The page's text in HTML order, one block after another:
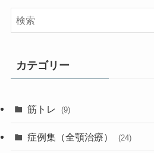
カテゴリー
筋トレ (9)
症例集（全顎治療） (24)